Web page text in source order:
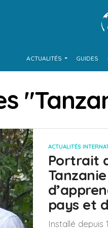
ACTUALITÉS GUIDES
ACTUALITÉS
Portrait
pays et
Installé depuis